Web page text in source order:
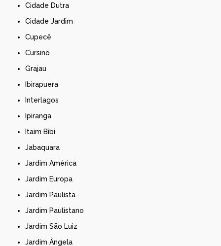
Cidade Dutra
Cidade Jardim
Cupecê
Cursino
Grajau
Ibirapuera
Interlagos
Ipiranga
Itaim Bibi
Jabaquara
Jardim América
Jardim Europa
Jardim Paulista
Jardim Paulistano
Jardim São Luiz
Jardim Ângela